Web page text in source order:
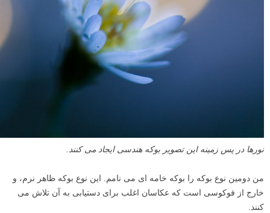
نورها در پس زمینه این تصویر بوکه هندسی ایجاد می کنند.
من دومین نوع بوکه را بوکه خامه ای می نامم. این نوع بوکه ظاهر نرم، و
خارج از فوکوسی است که عکاسان اغلب برای دستیابی به آن تلاش می
کنند.